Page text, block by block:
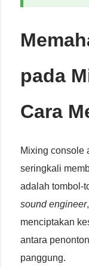
pada
Cara
Mixing console
seringkali
adalah tombol-
sound engineer
menciptakan
antara
panggung.